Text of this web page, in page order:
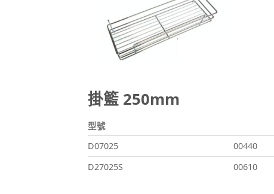
掛籃 250mm
型號
D07025
00440
D27025S
00610